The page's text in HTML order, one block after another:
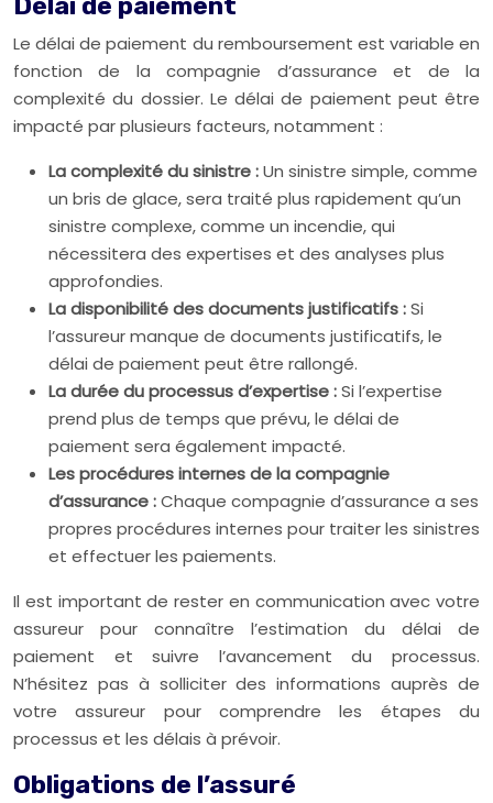
Le délai de paiement du remboursement est variable en
fonction de la compagnie d’assurance et de la
complexité du dossier. Le délai de paiement peut être
impacté par plusieurs facteurs, notamment :
La complexité du sinistre :Un sinistre simple, comme
un bris de glace, sera traité plus rapidement qu’un
sinistre complexe, comme un incendie, qui
nécessitera des expertises et des analyses plus
approfondies.
La disponibilité des documents justificatifs :Si
l’assureur manque de documents justificatifs, le
délai de paiement peut être rallongé.
La durée du processus d’expertise :Si l’expertise
prend plus de temps que prévu, le délai de
paiement sera également impacté.
Les procédures internes de la compagnie
d’assurance :Chaque compagnie d’assurance a ses
propres procédures internes pour traiter les sinistres
et effectuer les paiements.
Il est important de rester en communication avec votre
assureur pour connaître l’estimation du délai de
paiement et suivre l’avancement du processus.
N’hésitez pas à solliciter des informations auprès de
votre assureur pour comprendre les étapes du
processus et les délais à prévoir.
Obligations de l’assuré